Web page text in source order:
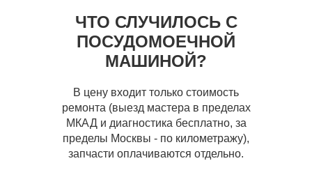
ЧТО СЛУЧИЛОСЬ С
ПОСУДОМОЕЧНОЙ
МАШИНОЙ?
В цену входит только стоимость
ремонта (выезд мастера в пределах
МКАД и диагностика бесплатно, за
пределы Москвы - по километражу),
запчасти оплачиваются отдельно.